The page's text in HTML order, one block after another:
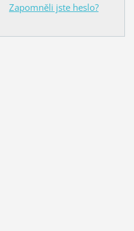
Zapomněli jste heslo?